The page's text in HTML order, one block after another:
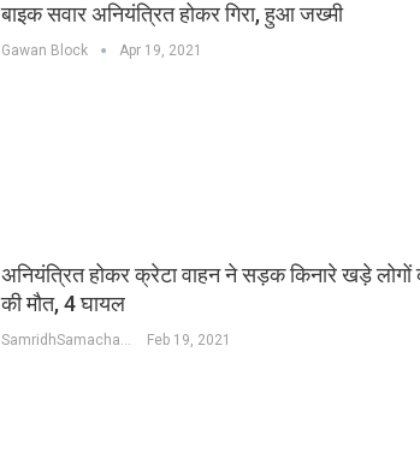
बाइक सवार अनियंत्रित होकर गिरा, हुआ जख्मी
Gawan Block Apr 19, 2021
अनियंत्रित होकर क्रेटा वाहन ने सड़क किनारे खड़े लोगों
की मौत, 4 घायल
SamridhSamachar Desk Feb 19, 2021